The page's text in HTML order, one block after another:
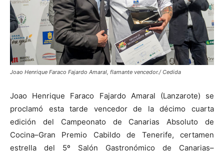
Joao Henrique Faraco Fajardo Amaral, flamante vencedor./ Cedida
Joao Henrique Faraco Fajardo Amaral (Lanzarote) se
proclamó esta tarde vencedor de la décimo cuarta
edición del Campeonato de Canarias Absoluto de
Cocina–Gran Premio Cabildo de Tenerife, certamen
estrella del 5º Salón Gastronómico de Canarias–